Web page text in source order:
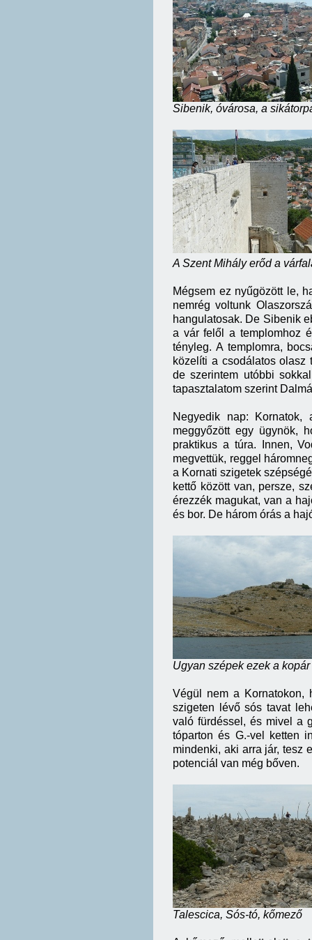
Sibenik, óvárosa, a
A Szent Mihály erőd a
Mégsem ez nyűgözött le,
nemrég voltunk
hangulatosak. De Sibenik
a vár felől a templomhoz
tényleg. A templomra,
közelíti a csodálatos olasz
de szerintem utóbbi
tapasztalatom szerint
Negyedik nap:
meggyőzött egy ügynök,
praktikus a túra. Innen,
megvettük, reggel
a Kornati szigetek
kettő között van, persze,
érezzék magukat, van a
és bor. De három órás a
Ugyan szépek ezek a
Végül nem a Kornatokon,
szigeten lévő sós tavat
való fürdéssel, és mivel a
tóparton és G.-vel ketten
mindenki, aki arra jár, tesz
potenciál van még bőven.
Talescica, Sós-tó, kőmező